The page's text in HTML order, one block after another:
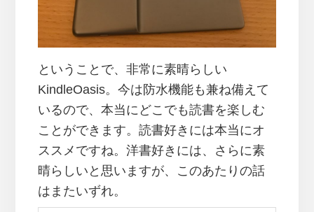
ということで、非常に素晴らしい
KindleOasis。今は防水機能も兼ね備えて
いるので、本当にどこでも読書を楽しむ
ことができます。読書好きには本当にオ
ススメですね。洋書好きには、さらに素
晴らしいと思いますが、このあたりの話
はまたいずれ。